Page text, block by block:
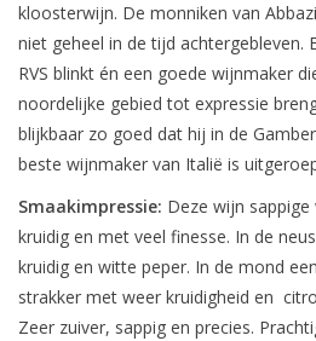
kloosterwijn. De monniken van
niet geheel in de tijd achtergebleven.
RVS blinkt én een goede wijnmaker
noordelijke gebied tot expressie
blijkbaar zo goed dat hij in de
beste wijnmaker van Italië is
Smaakimpressie: Deze wijn
kruidig en met veel finesse. In de
kruidig en witte peper. In de mond
strakker met weer kruidigheid en
Zeer zuiver, sappig en precies.